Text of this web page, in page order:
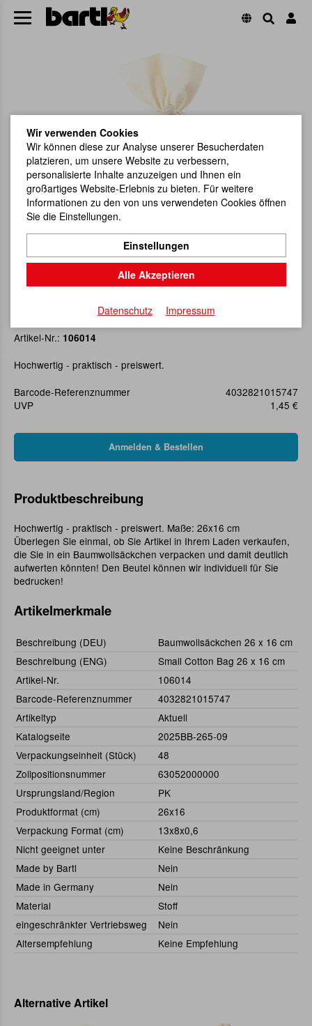
Baumwollsäckchen 26 x 16 cm
Artikel-Nr.: 106014
Hochwertig - praktisch - preiswert.
Barcode-Referenznummer
4032821015747
UVP
1,45 €
Produktbeschreibung
Hochwertig - praktisch - preiswert. Maße: 26x16 cm
Überlegen Sie einmal, ob Sie Artikel in Ihrem Laden verkaufen,
die Sie in ein Baumwollsäckchen verpacken und damit deutlich
aufwerten könnten! Den Beutel können wir individuell für Sie
bedrucken!
Artikelmerkmale
Beschreibung (DEU)
Baumwollsäckchen 26 x 16 cm
Beschreibung (ENG)
Small Cotton Bag 26 x 16 cm
Artikel-Nr.
106014
Barcode-Referenznummer
4032821015747
Artikeltyp
Aktuell
Katalogseite
2025BB-265-09
Verpackungseinheit (Stück)
48
Zollpositionsnummer
63052000000
Ursprungsland/Region
PK
Produktformat (cm)
26x16
Verpackung Format (cm)
13x8x0,6
Nicht geeignet unter
Keine Beschränkung
Made by Bartl
Nein
Made in Germany
Nein
Material
Stoff
eingeschränkter Vertriebsweg
Nein
Altersempfehlung
Keine Empfehlung
Alternative Artikel
Wir verwenden Cookies
Wir können diese zur Analyse unserer Besucherdaten
platzieren, um unsere Website zu verbessern,
personalisierte Inhalte anzuzeigen und Ihnen ein
großartiges Website-Erlebnis zu bieten. Für weitere
Informationen zu den von uns verwendeten Cookies öffnen
Sie die Einstellungen.
Einstellungen
Alle Akzeptieren
Datenschutz Impressum